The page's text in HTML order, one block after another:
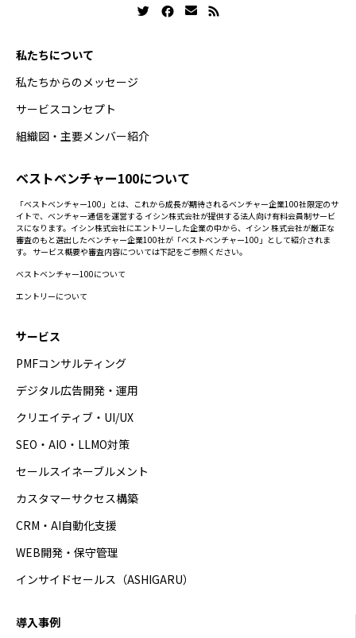
私たちについて
私たちからのメッセージ
サービスコンセプト
組織図・主要メンバー紹介
ベストベンチャー100について
「ベストベンチャー100」とは、これから成長が期待されるベンチャー企業100社限定のサ
イトで、ベンチャー通信を運営する イシン株式会社が提供する法人向け有料会員制サービ
スになります。イシン株式会社にエントリーした企業の中から、イシン 株式会社が厳正な
審査のもと選出したベンチャー企業100社が「ベストベンチャー100」として紹介されま
す。 サービス概要や審査内容については下記をご参照ください。
ベストベンチャー100について
エントリーについて
サービス
PMFコンサルティング
デジタル広告開発・運用
クリエイティブ・UI/UX
SEO・AIO・LLMO対策
セールスイネーブルメント
カスタマーサクセス構築
CRM・AI自動化支援
WEB開発・保守管理
インサイドセールス（ASHIGARU）
導入事例